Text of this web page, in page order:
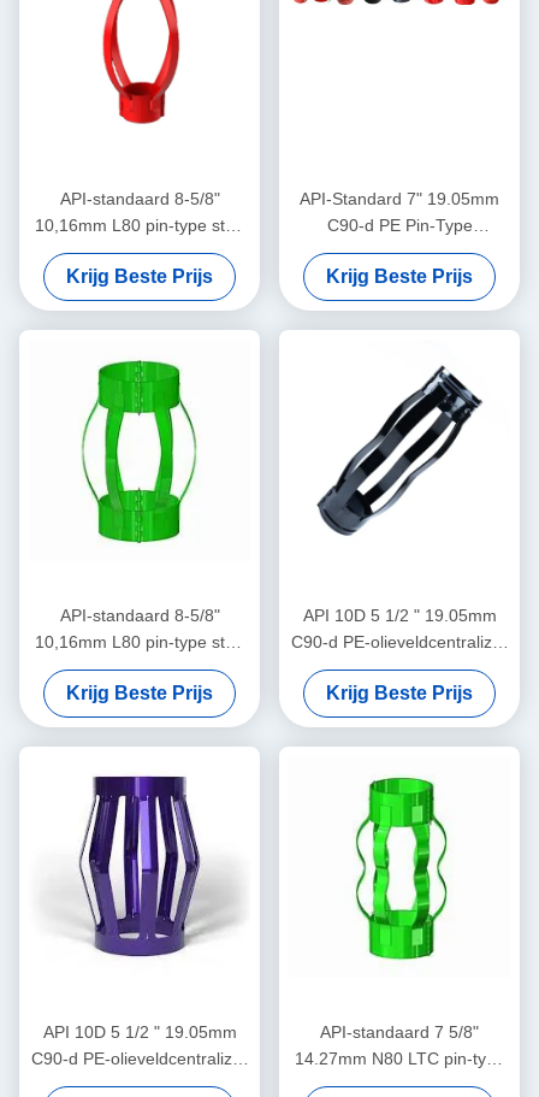
API-standaard 8-5/8"
10,16mm L80 pin-type stop
kraag ontworpen voor het
beperken van de behuizing
centralizator verplaatsing in
olie & gas operaties
Krijg Beste Prijs
API-Standard 7" 19.05mm
C90-d PE Pin-Type
Centralizer voor het
Beperken van Casing
Centralizer Verplaatsing in
Olie & Gas Operaties
Krijg Beste Prijs
API-standaard 8-5/8"
10,16mm L80 pin-type stop
kraag ontworpen voor het
beperken van de behuizing
centralizator verplaatsing in
olie & gas operaties
Krijg Beste Prijs
API 10D 5 1/2 " 19.05mm
C90-d PE-olieveldcentralizer
in olie- en gasbedrijven
Krijg Beste Prijs
API 10D 5 1/2 " 19.05mm
C90-d PE-olieveldcentralizer
in olie- en gasbedrijven
API-standaard 7 5/8"
14.27mm N80 LTC pin-type
centralisator voor het